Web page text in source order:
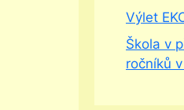
Výlet
Škola v
ročníků